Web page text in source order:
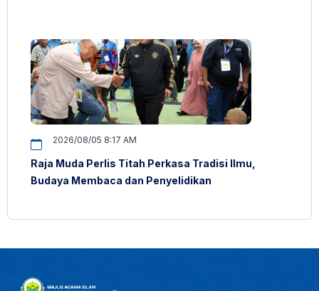
2026/08/05 8:17 AM
Raja Muda Perlis Titah Perkasa Tradisi Ilmu,
Budaya Membaca dan Penyelidikan